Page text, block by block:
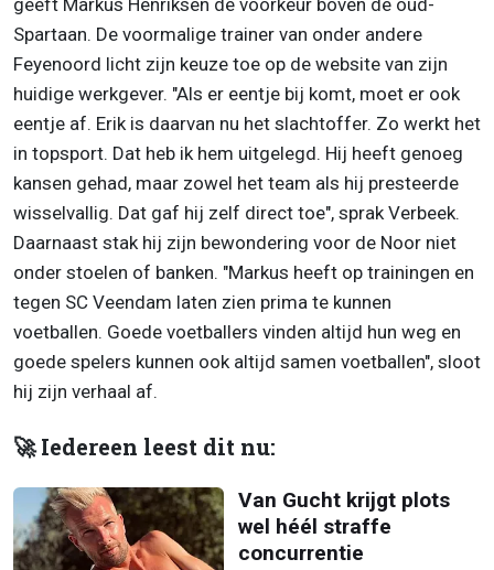
Spartaan. De voormalige trainer van onder andere
Feyenoord licht zijn keuze toe op de website van zijn
huidige werkgever. "Als er eentje bij komt, moet er ook
eentje af. Erik is daarvan nu het slachtoffer. Zo werkt het
in topsport. Dat heb ik hem uitgelegd. Hij heeft genoeg
kansen gehad, maar zowel het team als hij presteerde
wisselvallig. Dat gaf hij zelf direct toe", sprak Verbeek.
Daarnaast stak hij zijn bewondering voor de Noor niet
onder stoelen of banken. "Markus heeft op trainingen en
tegen SC Veendam laten zien prima te kunnen
voetballen. Goede voetballers vinden altijd hun weg en
goede spelers kunnen ook altijd samen voetballen", sloot
hij zijn verhaal af.
🚀 Iedereen leest dit nu:
Van Gucht krijgt plots
wel héél straffe
concurrentie